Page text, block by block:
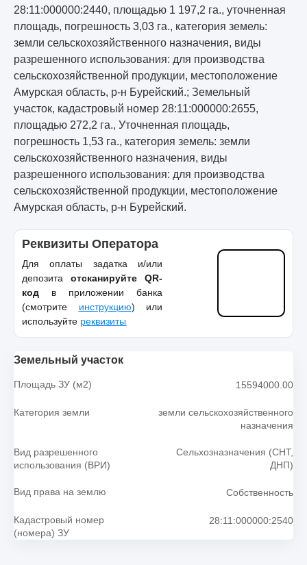
28:11:000000:2440, площадью 1 197,2 га., уточненная
площадь, погрешность 3,03 га., категория земель:
земли сельскохозяйственного назначения, виды
разрешенного использования: для производства
сельскохозяйственной продукции, местоположение
Амурская область, р-н Бурейский.; Земельный
участок, кадастровый номер 28:11:000000:2655,
площадью 272,2 га., Уточненная площадь,
погрешность 1,53 га., категория земель: земли
сельскохозяйственного назначения, виды
разрешенного использования: для производства
сельскохозяйственной продукции, местоположение
Амурская область, р-н Бурейский.
Реквизиты Оператора
Для оплаты задатка и/или
депозита отсканируйте QR-
код в приложении банка
(смотрите инструкцию) или
используйте реквизиты
Земельный участок
Площадь ЗУ (м2) 15594000.00
Категория земли
земли сельскохозяйственного
назначения
Вид разрешенного
использования (ВРИ)
Сельхозназначения (СНТ,
ДНП)
Вид права на землю Собственность
Кадастровый номер
(номера) ЗУ
28:11:000000:2540